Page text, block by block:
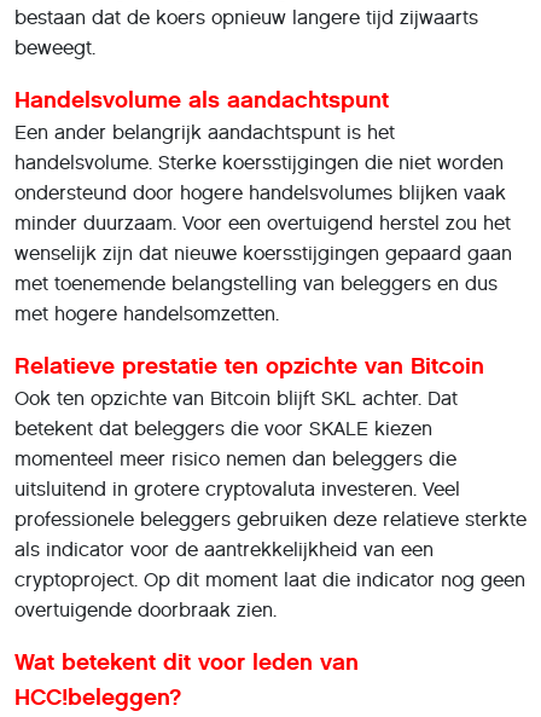
bestaan dat de koers opnieuw langere tijd zijwaarts
beweegt.
Handelsvolume als aandachtspunt
Een ander belangrijk aandachtspunt is het
handelsvolume. Sterke koersstijgingen die niet worden
ondersteund door hogere handelsvolumes blijken vaak
minder duurzaam. Voor een overtuigend herstel zou het
wenselijk zijn dat nieuwe koersstijgingen gepaard gaan
met toenemende belangstelling van beleggers en dus
met hogere handelsomzetten.
Relatieve prestatie ten opzichte van Bitcoin
Ook ten opzichte van Bitcoin blijft SKL achter. Dat
betekent dat beleggers die voor SKALE kiezen
momenteel meer risico nemen dan beleggers die
uitsluitend in grotere cryptovaluta investeren. Veel
professionele beleggers gebruiken deze relatieve sterkte
als indicator voor de aantrekkelijkheid van een
cryptoproject. Op dit moment laat die indicator nog geen
overtuigende doorbraak zien.
Wat betekent dit voor leden van
HCC!beleggen?